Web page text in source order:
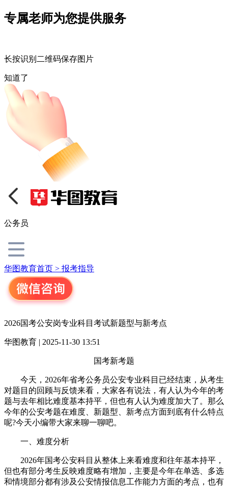
专属老师为您提供服务
长按识别二维码保存图片
知道了
公务员
华图教育首页 > 报考指导
2026国考公安岗专业科目考试新题型与新考点
华图教育 | 2025-11-30 13:51
国考新考题
今天，2026年省考公务员公安专业科目已经结束，从考生
对题目的回顾与反馈来看，大家各有说法，有人认为今年的考
题与去年相比难度基本持平，但也有人认为难度加大了。那么
今年的公安考题在难度、新题型、新考点方面到底有什么特点
呢?今天小编带大家来聊一聊吧。
一、难度分析
2026年国考公安科目从整体上来看难度和往年基本持平，
但也有部分考生反映难度略有增加，主要是今年在单选、多选
和情境部分都有涉及公安情报信息工作能力方面的考点，也有